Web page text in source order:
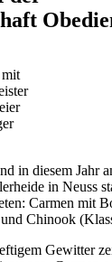
in diesem Jahr
in Neuss
Carmen mit
Chinook
Gewitter